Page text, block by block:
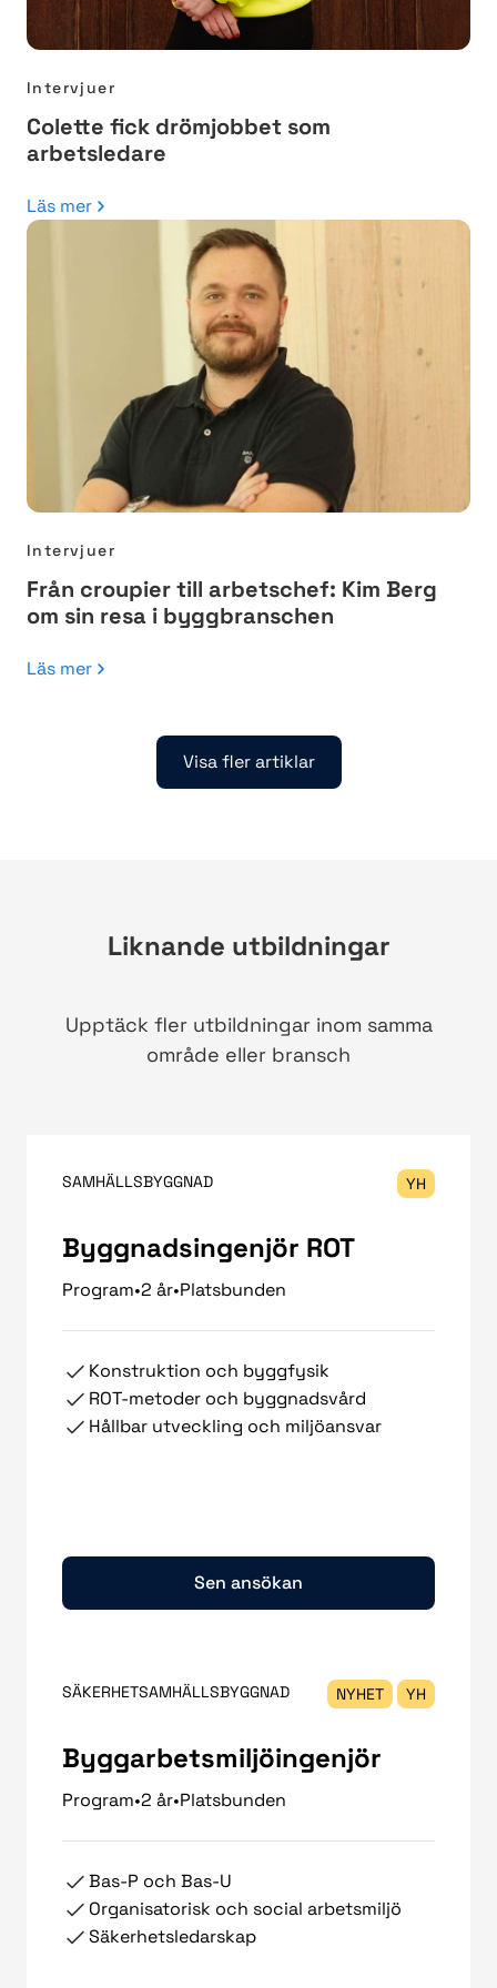
Intervjuer
Colette fick drömjobbet som
arbetsledare
Läs mer
Intervjuer
Från croupier till arbetschef: Kim Berg
om sin resa i byggbranschen
Läs mer
Visa fler artiklar
Liknande utbildningar
Upptäck fler utbildningar inom samma
område eller bransch
SAMHÄLLSBYGGNAD YH
Byggnadsingenjör ROT
Program•2 år•Platsbunden
Konstruktion och byggfysik
ROT-metoder och byggnadsvård
Hållbar utveckling och miljöansvar
Sen ansökan
SÄKERHETSAMHÄLLSBYGGNAD NYHET YH
Byggarbetsmiljöingenjör
Program•2 år•Platsbunden
Bas-P och Bas-U
Organisatorisk och social arbetsmiljö
Säkerhetsledarskap